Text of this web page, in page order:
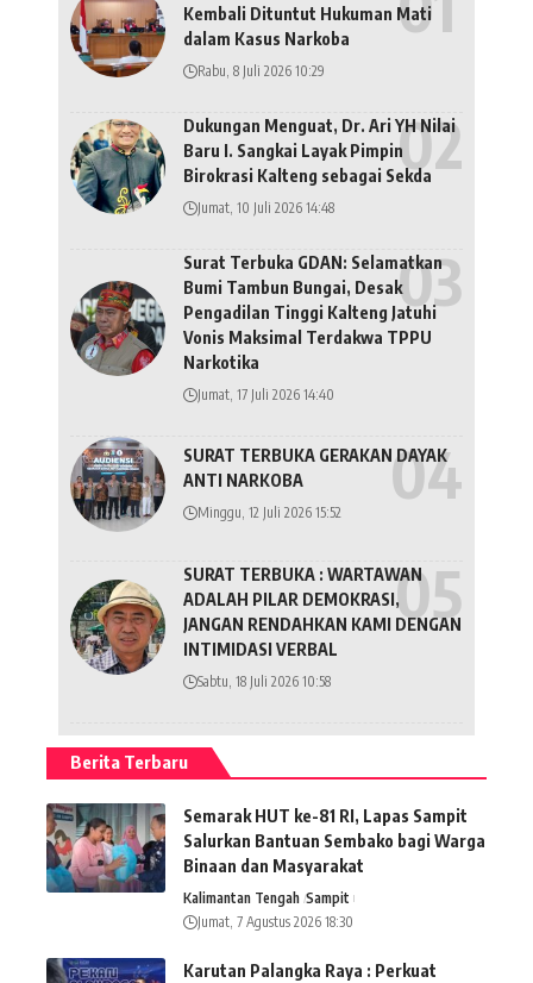
Kembali Dituntut Hukuman Mati
dalam Kasus Narkoba
Rabu, 8 Juli 2026 10:29
Dukungan Menguat, Dr. Ari YH Nilai
Baru I. Sangkai Layak Pimpin
Birokrasi Kalteng sebagai Sekda
Jumat, 10 Juli 2026 14:48
Surat Terbuka GDAN: Selamatkan
Bumi Tambun Bungai, Desak
Pengadilan Tinggi Kalteng Jatuhi
Vonis Maksimal Terdakwa TPPU
Narkotika
Jumat, 17 Juli 2026 14:40
SURAT TERBUKA GERAKAN DAYAK
ANTI NARKOBA
Minggu, 12 Juli 2026 15:52
SURAT TERBUKA : WARTAWAN
ADALAH PILAR DEMOKRASI,
JANGAN RENDAHKAN KAMI DENGAN
INTIMIDASI VERBAL
Sabtu, 18 Juli 2026 10:58
Berita Terbaru
Semarak HUT ke-81 RI, Lapas Sampit
Salurkan Bantuan Sembako bagi Warga
Binaan dan Masyarakat
Kalimantan Tengah Sampit
Jumat, 7 Agustus 2026 18:30
Karutan Palangka Raya : Perkuat